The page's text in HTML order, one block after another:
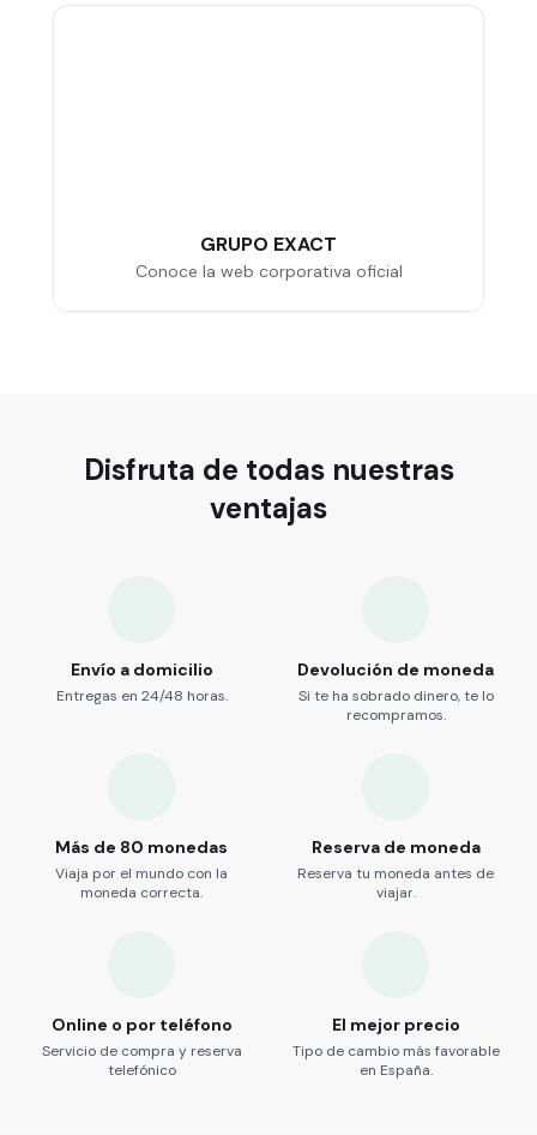
GRUPO EXACT
Conoce la web corporativa oficial
Disfruta de todas nuestras
ventajas
Envío a domicilio
Entregas en 24/48 horas.
Devolución de moneda
Si te ha sobrado dinero, te lo
recompramos.
Más de 80 monedas
Viaja por el mundo con la
moneda correcta.
Reserva de moneda
Reserva tu moneda antes de
viajar.
Online o por teléfono
Servicio de compra y reserva
telefónico
El mejor precio
Tipo de cambio más favorable
en España.